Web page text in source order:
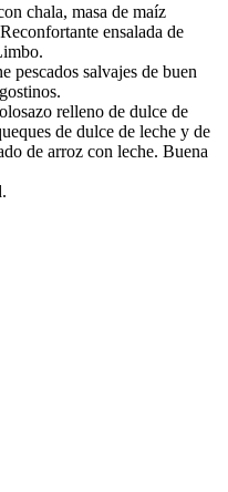
chala, masa de maíz
ensalada de
pescados salvajes de buen
relleno de dulce de
de dulce de leche y de
de arroz con leche. Buena